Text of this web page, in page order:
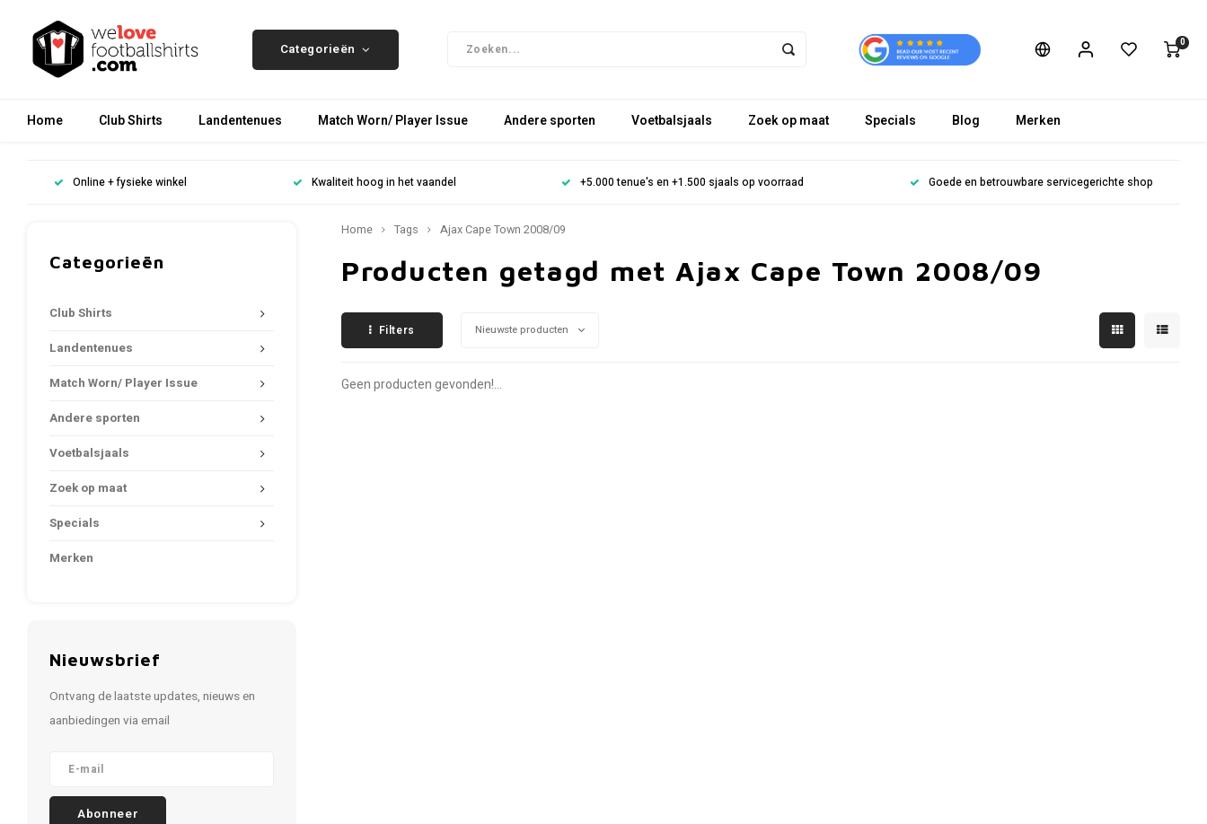
Categorieën 0
Home Club Shirts Landentenues Match Worn/ Player Issue Andere sporten Voetbalsjaals Zoek op maat Specials Blog Merken
Online + fysieke winkel Kwaliteit hoog in het vaandel +5.000 tenue's en +1.500 sjaals op voorraad Goede en betrouwbare servicegerichte shop
Categorieën
Club Shirts
Landentenues
Match Worn/ Player Issue
Andere sporten
Voetbalsjaals
Zoek op maat
Specials
Merken
Nieuwsbrief
Ontvang de laatste updates, nieuws en
aanbiedingen via email
Abonneer
Home Tags Ajax Cape Town 2008/09
Producten getagd met Ajax Cape Town 2008/09
Filters Nieuwste producten
Geen producten gevonden!...